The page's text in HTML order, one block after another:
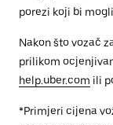
porezi koji bi
Nakon što vozač
prilikom
help.uber.com ili
*Primjeri cijena